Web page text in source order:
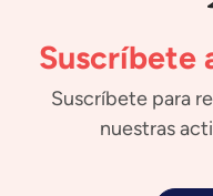
Suscríbete
Suscríbete para
nuestras